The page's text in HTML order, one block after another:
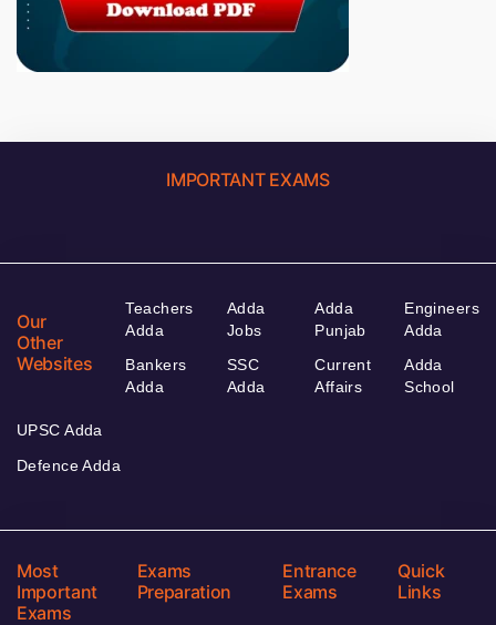
IMPORTANT EXAMS
Our
Other
Websites
Teachers
Adda
Bankers
Adda
Adda
Jobs
SSC
Adda
Adda
Punjab
Current
Affairs
Engineers
Adda
Adda
School
UPSC Adda
Defence Adda
Most
Important
Exams
Exams
Preparation
Entrance
Exams
Quick
Links